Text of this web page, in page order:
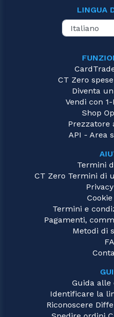
LINGUA
CT Zero
Diventa
Vendi con 1-
Shop
Prezzatore
API - Area
Termini
CT Zero Termini di
Termini e
Pagamenti,
Metodi di
Guida alle
Identificare la
Riconoscere